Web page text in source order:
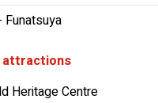
Funatsuya
attractions
Heritage Centre